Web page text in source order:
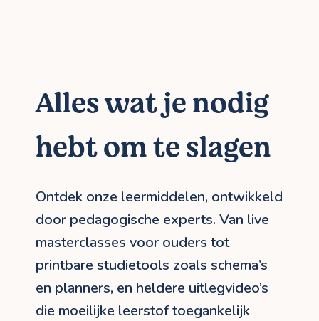
Alles wat je nodig
hebt om te slagen
Ontdek onze leermiddelen, ontwikkeld
door pedagogische experts. Van live
masterclasses voor ouders tot
printbare studietools zoals schema’s
en planners, en heldere uitlegvideo’s
die moeilijke leerstof toegankelijk